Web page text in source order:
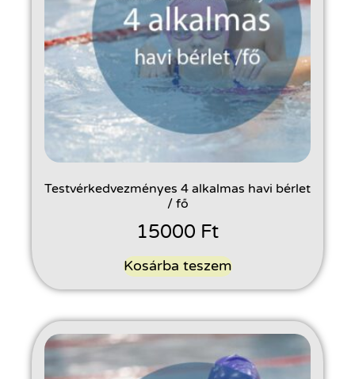
Testvérkedvezményes 4 alkalmas havi bérlet
/ fő
15000 Ft
Kosárba teszem